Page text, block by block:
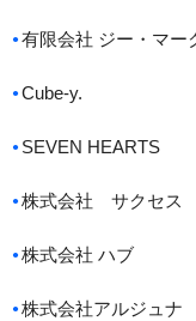
有限会社 ジー・マー
Cube-y.
SEVEN HEARTS
株式会社 サクセス
株式会社 ハブ
株式会社アルジュナ